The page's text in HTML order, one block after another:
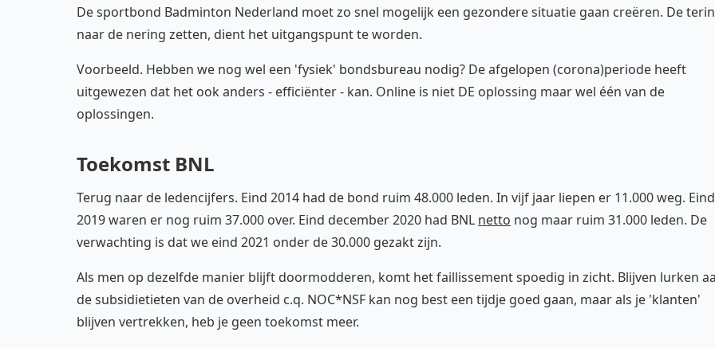
De sportbond Badminton Nederland moet zo snel mogelijk een gezondere situatie gaan creëren. De
naar de nering zetten, dient het uitgangspunt te worden.
Voorbeeld. Hebben we nog wel een 'fysiek' bondsbureau nodig? De afgelopen (corona)periode heeft
uitgewezen dat het ook anders - efficiënter - kan. Online is niet DE oplossing maar wel één van de
oplossingen.
Toekomst BNL
Terug naar de ledencijfers. Eind 2014 had de bond ruim 48.000 leden. In vijf jaar liepen er 11.000 weg. Eind
2019 waren er nog ruim 37.000 over. Eind december 2020 had BNL netto nog maar ruim 31.000 leden. De
verwachting is dat we eind 2021 onder de 30.000 gezakt zijn.
Als men op dezelfde manier blijft doormodderen, komt het faillissement spoedig in zicht. Blijven lurken
de subsidietieten van de overheid c.q. NOC*NSF kan nog best een tijdje goed gaan, maar als je 'klanten'
blijven vertrekken, heb je geen toekomst meer.